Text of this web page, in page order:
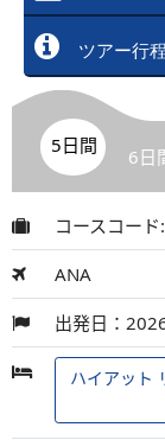
ツアー行程
5日間 6日
コースコー
ANA
出発日：
ハイアット